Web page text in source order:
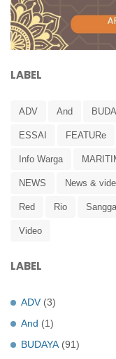
LABEL
ADV And
ESSAI FEATURe
Info Warga
NEWS News &
Red Rio
Video
LABEL
ADV (3)
And (1)
BUDAYA (91)